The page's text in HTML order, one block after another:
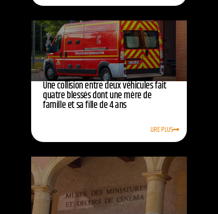
Une collision entre deux véhicules fait
quatre blessés dont une mère de
famille et sa fille de 4 ans
LIRE PLUS